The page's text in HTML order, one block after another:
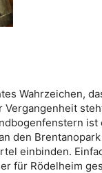
Wahrzeichen,
den
einbinden.
für Rödelheim